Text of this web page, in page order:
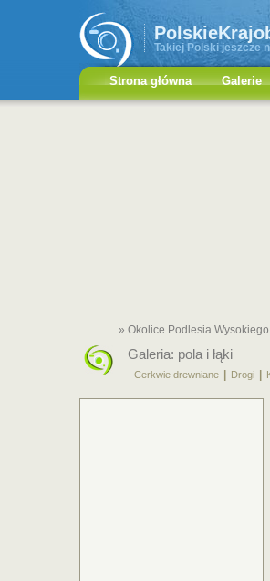
Takiej Polski jeszcze
Strona główna Galerie
» Okolice Podlesia Wysokiego
Galeria: pola i łąki
Cerkwie drewniane Drogi